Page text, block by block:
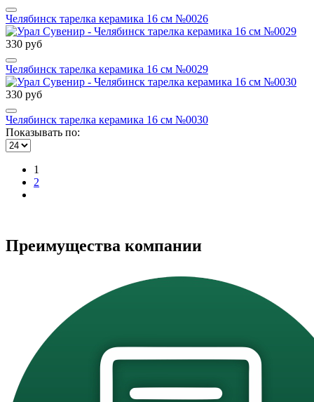
Челябинск тарелка керамика 16 см №0026
330 руб
Челябинск тарелка керамика 16 см №0029
330 руб
Челябинск тарелка керамика 16 см №0030
Показывать по:
1
2
Преимущества компании